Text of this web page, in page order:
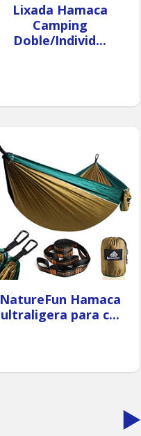
Lixada Hamaca
Camping
Doble/Individ...
NatureFun Hamaca
ultraligera para c...
▶️